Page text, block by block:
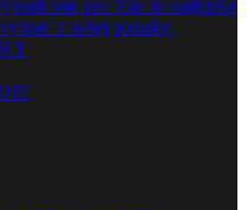
sme pre Vás tie najlepšie
z našej ponuky.